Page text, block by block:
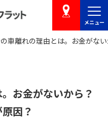
店舗を探す
メニュー
車離れの理由とは。お金がな
お金がないから？
因？